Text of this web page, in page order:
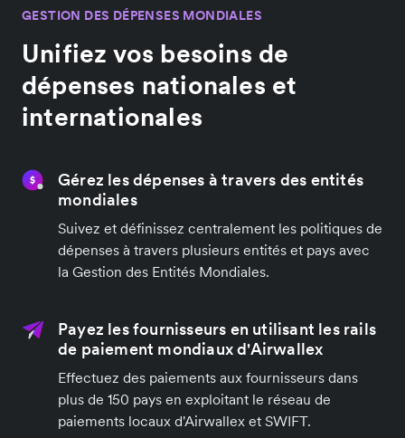
GESTION DES DÉPENSES MONDIALES
Unifiez vos besoins de
dépenses nationales et
internationales
Gérez les dépenses à travers des entités
mondiales
Suivez et définissez centralement les politiques de
dépenses à travers plusieurs entités et pays avec
la Gestion des Entités Mondiales.
Payez les fournisseurs en utilisant les rails
de paiement mondiaux d'Airwallex
Effectuez des paiements aux fournisseurs dans
plus de 150 pays en exploitant le réseau de
paiements locaux d'Airwallex et SWIFT.